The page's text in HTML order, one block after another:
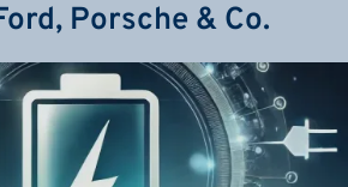
Porsche & Co.